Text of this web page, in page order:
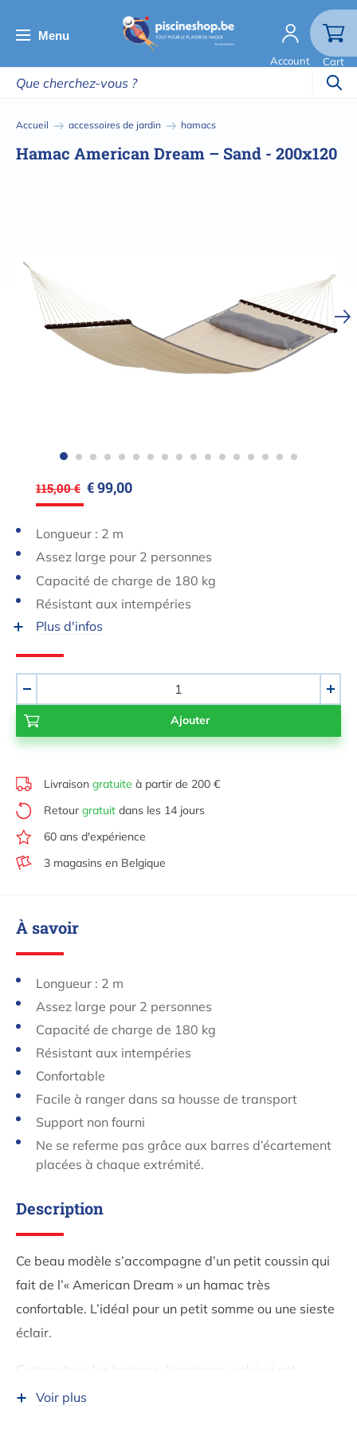
au
principal
Menu
Account Cart
Fil
Accueil accessoires de jardin hamacs
Hamac American Dream – Sand - 200x120
115,00 € € 99,00
Longueur : 2 m
Assez large pour 2 personnes
Capacité de charge de 180 kg
Résistant aux intempéries
Plus d'infos
+
Livraison gratuite à partir de 200 €
Retour gratuit dans les 14 jours
60 ans d'expérience
3 magasins en Belgique
À savoir
Longueur : 2 m
Assez large pour 2 personnes
Capacité de charge de 180 kg
Résistant aux intempéries
Confortable
Facile à ranger dans sa housse de transport
Support non fourni
Ne se referme pas grâce aux barres d’écartement
placées à chaque extrémité.
Description
Ce beau modèle s’accompagne d’un petit coussin qui
fait de l’« American Dream » un hamac très
confortable. L’idéal pour un petit somme ou une sieste
éclair.
Comme tous les hamacs Amazonas, celui-ci est
produit dans le respect de l’environnement à partir de
Voir plus